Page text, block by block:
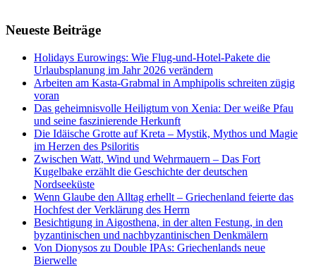
Neueste Beiträge
Holidays Eurowings: Wie Flug-und-Hotel-Pakete die
Urlaubsplanung im Jahr 2026 verändern
Arbeiten am Kasta-Grabmal in Amphipolis schreiten zügig
voran
Das geheimnisvolle Heiligtum von Xenia: Der weiße Pfau
und seine faszinierende Herkunft
Die Idäische Grotte auf Kreta – Mystik, Mythos und Magie
im Herzen des Psiloritis
Zwischen Watt, Wind und Wehrmauern – Das Fort
Kugelbake erzählt die Geschichte der deutschen
Nordseeküste
Wenn Glaube den Alltag erhellt – Griechenland feierte das
Hochfest der Verklärung des Herrn
Besichtigung in Aigosthena, in der alten Festung, in den
byzantinischen und nachbyzantinischen Denkmälern
Von Dionysos zu Double IPAs: Griechenlands neue
Bierwelle